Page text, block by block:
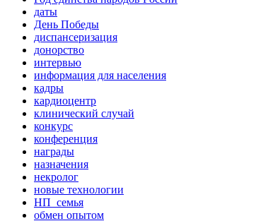
даты
День Победы
диспансеризация
донорство
интервью
информация для населения
кадры
кардиоцентр
клинический случай
конкурс
конференция
награды
назначения
некролог
новые технологии
НП_семья
обмен опытом